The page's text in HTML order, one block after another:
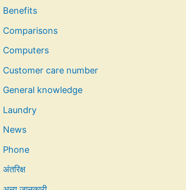
Benefits
Comparisons
Computers
Customer care number
General knowledge
Laundry
News
Phone
अंतरिक्ष